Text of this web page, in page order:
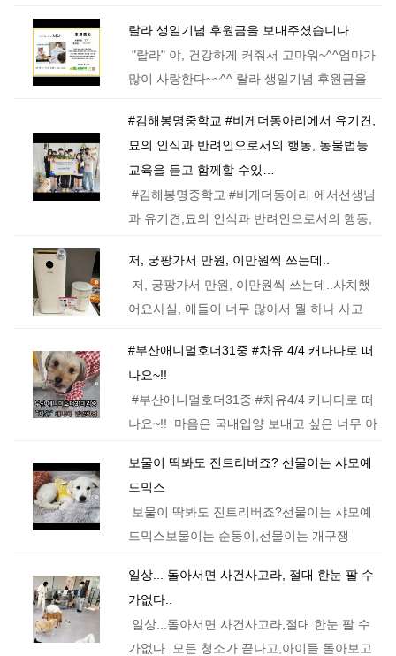
doto_mam 도토맘님이머랭이 생일선물로 6
년견생…
랄라 생일기념 후원금을 보내주셨습니다
"랄라" 야, 건강하게 커줘서 고마워~^^엄마가
많이 사랑한다~~^^ 랄라 생일기념 후원금을
라 낳고, 키운다고 고생했어~~♡우리엘사는,
반이, 맑음…
#김해봉명중학교 #비게더동아리에서 유기견,
묘의 인식과 반려인으로서의 행동, 동물법등
교육을 듣고 함께할 수있…
#김해봉명중학교 #비게더동아리 에서선생님
과 유기견,묘의 인식과 반려인으로서의 행동,
고, 함께할 수있는 시간을 가졌습니다.동물권
자유너와 에서는…
저, 궁팡가서 만원, 이만원씩 쓰는데..
저, 궁팡가서 만원, 이만원씩 쓰는데..사치했
어요사실, 애들이 너무 많아서 뭘 하나 사고
도 못하고,장바구니만 늘어나다가, 이번 겨울
지나면서고양이들 방이 습해지며…
#부산애니멀호더31중 #차유 4/4 캐나다로 떠
나요~!!
#부산애니멀호더31중 #차유4/4 캐나다로 떠
나요~!! 마음은 국내입양 보내고 싶은 너무 아
나다 입양확정 되었는데도국내 입양자님들께
…
보물이 딱봐도 진트리버죠? 선물이는 샤모예
드믹스
보물이 딱봐도 진트리버죠?선물이는 샤모예
드믹스보물이는 순둥이,선물이는 개구쟁
러 왔어요~~보물이가 선물이보다 월등이크고
엄청 무거운데하는행동은 더…
일상... 돌아서면 사건사고라, 절대 한눈 팔 수
가없다..
일상...돌아서면 사건사고라,절대 한눈 팔 수
가없다..모든 청소가 끝나고,아이들 돌아보고